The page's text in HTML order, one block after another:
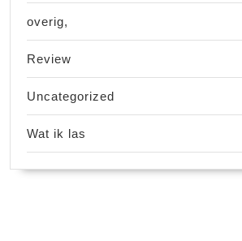
overig,
Review
Uncategorized
Wat ik las